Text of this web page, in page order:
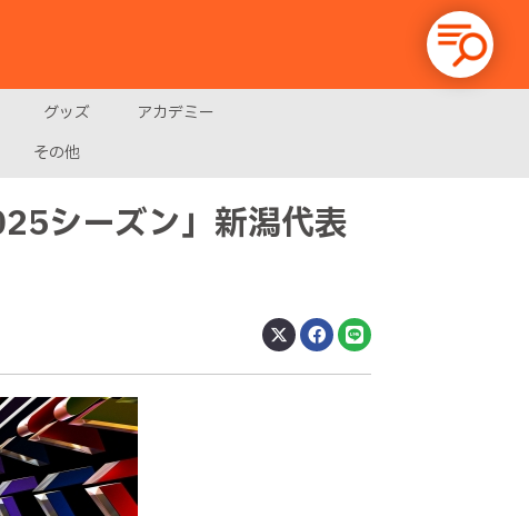
グッズ
アカデミー
その他
シーズン」新潟代表